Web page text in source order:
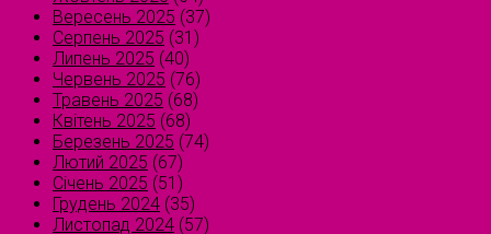
Вересень 2025 (37)
Серпень 2025 (31)
Липень 2025 (40)
Червень 2025 (76)
Травень 2025 (68)
Квітень 2025 (68)
Березень 2025 (74)
Лютий 2025 (67)
Січень 2025 (51)
Грудень 2024 (35)
Листопад 2024 (57)